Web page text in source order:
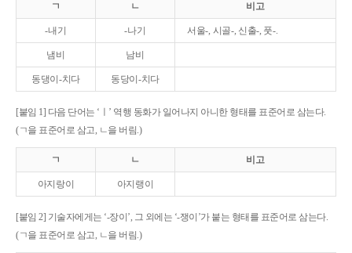
ㄱ ㄴ 비고
-내기 -나기 서울-, 시골-, 신출-, 풋-.
냄비 남비
동댕이-치다 동당이-치다
[붙임 1] 다음 단어는 ‘ㅣ’ 역행 동화가 일어나지 아니한 형태를 표준어로 삼는다.
(ㄱ을 표준어로 삼고, ㄴ을 버림.)
ㄱ ㄴ 비고
아지랑이 아지랭이
[붙임 2] 기술자에게는 ‘-장이’, 그 외에는 ‘-쟁이’가 붙는 형태를 표준어로 삼는다.
(ㄱ을 표준어로 삼고, ㄴ을 버림.)